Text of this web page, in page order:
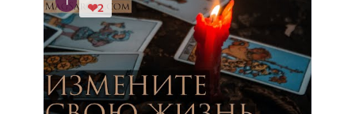
2